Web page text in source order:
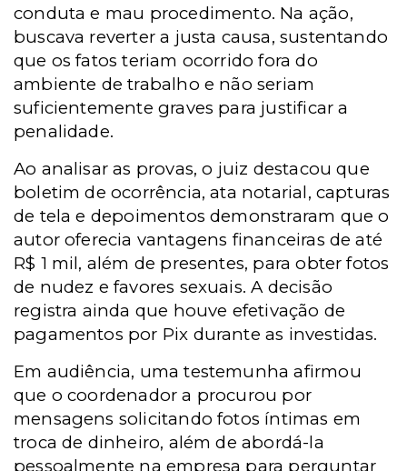
conduta e mau procedimento. Na ação,
buscava reverter a justa causa, sustentando
que os fatos teriam ocorrido fora do
ambiente de trabalho e não seriam
suficientemente graves para justificar a
penalidade.
Ao analisar as provas, o juiz destacou que
boletim de ocorrência, ata notarial, capturas
de tela e depoimentos demonstraram que o
autor oferecia vantagens financeiras de até
R$ 1 mil, além de presentes, para obter fotos
de nudez e favores sexuais. A decisão
registra ainda que houve efetivação de
pagamentos por Pix durante as investidas.
Em audiência, uma testemunha afirmou
que o coordenador a procurou por
mensagens solicitando fotos íntimas em
troca de dinheiro, além de abordá-la
pessoalmente na empresa para perguntar